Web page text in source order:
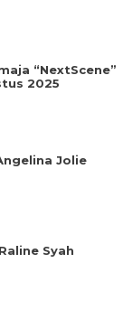
“NextScene”
2025
Jolie
Syah